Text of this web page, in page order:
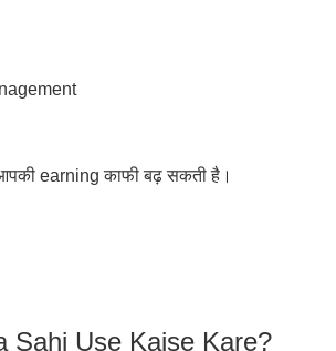
earning काफी बढ़ सकती है।
Sahi Use Kaise Kare?